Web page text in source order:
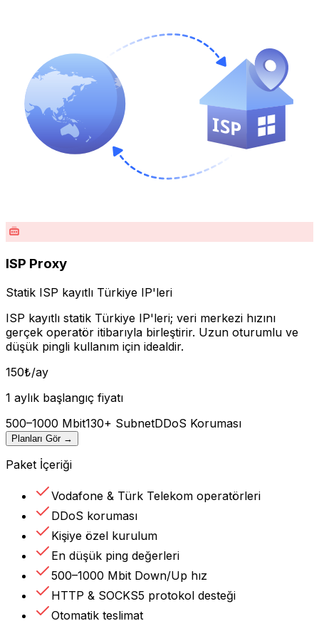
ISP Proxy
Statik ISP kayıtlı Türkiye IP'leri
ISP kayıtlı statik Türkiye IP'leri; veri merkezi hızını
gerçek operatör itibarıyla birleştirir. Uzun oturumlu ve
düşük pingli kullanım için idealdir.
150₺/ay
1 aylık başlangıç fiyatı
500–1000 Mbit130+ SubnetDDoS Koruması
Planları Gör →
Paket İçeriği
Vodafone & Türk Telekom operatörleri
DDoS koruması
Kişiye özel kurulum
En düşük ping değerleri
500–1000 Mbit Down/Up hız
HTTP & SOCKS5 protokol desteği
Otomatik teslimat